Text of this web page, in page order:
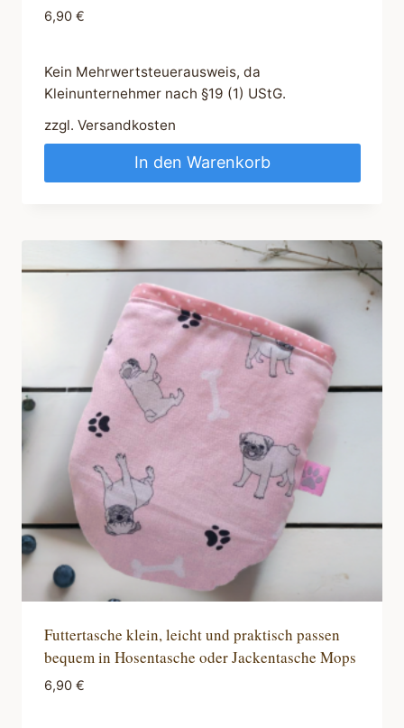
6,90 €
Kein Mehrwertsteuerausweis, da
Kleinunternehmer nach §19 (1) UStG.
zzgl. Versandkosten
In den Warenkorb
Futtertasche klein, leicht und praktisch passen
bequem in Hosentasche oder Jackentasche Mops
6,90 €